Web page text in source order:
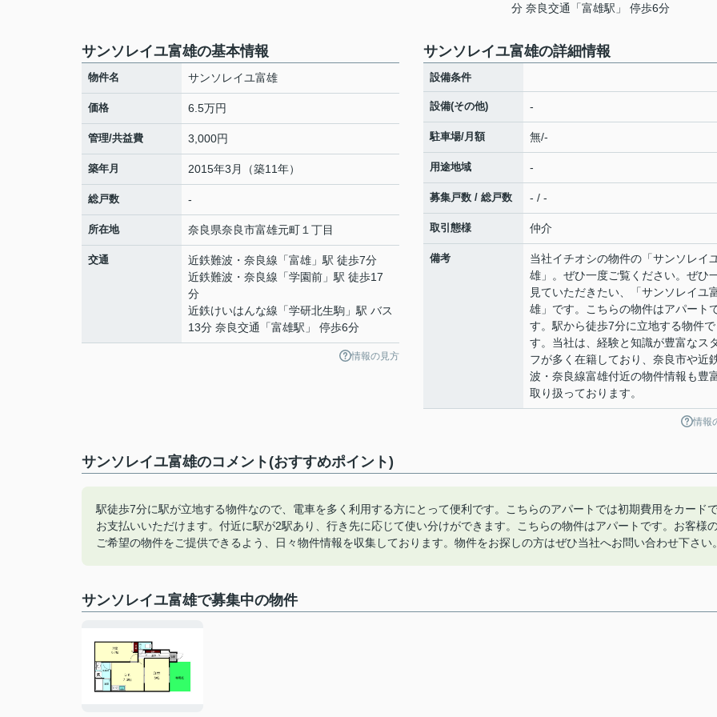
分 奈良交通「富雄駅」 停歩6分
サンソレイユ富雄の基本情報
物件名 サンソレイユ富雄
価格 6.5万円
管理/共益費 3,000円
築年月 2015年3月（築11年）
総戸数 -
所在地 奈良県奈良市富雄元町 １丁目
交通 近鉄難波・奈良線 「富雄 」駅 徒歩7分
近鉄難波・奈良線 「学園前 」駅 徒歩17
分
近鉄けいはんな線 「学研北生駒 」駅 バス
13分 奈良交通「富雄駅」 停歩6分
情報の見方
サンソレイユ富雄の詳細情報
設備条件
設備(その他) -
駐車場/月額 無/-
用途地域 -
募集戸数 / 総戸数 - / -
取引態様 仲介
備考
当社イチオシの物件の「サンソレイ
雄」。ぜひ一度ご覧ください。ぜひ
見ていただきたい、「サンソレイユ
雄」です。こちらの物件はアパート
す。駅から徒歩7分に立地する物件で
す。当社は、経験と知識が豊富なス
フが多く在籍しており、奈良市や近
波・奈良線富雄付近の物件情報も豊
取り扱っております。
情報
サンソレイユ富雄のコメント(おすすめポイント)
駅徒歩7分に駅が立地する物件なので、電車を多く利用する方にとって便利です。こちらのアパートでは初期費用をカード
お支払いいただけます。付近に駅が2駅あり、行き先に応じて使い分けができます。こちらの物件はアパートです。お客様
ご希望の物件をご提供できるよう、日々物件情報を収集しております。物件をお探しの方はぜひ当社へお問い合わせ下さい。
サンソレイユ富雄で募集中の物件